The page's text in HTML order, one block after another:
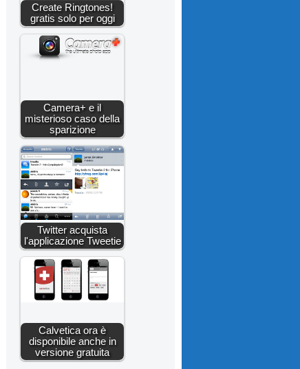
Create Ringtones!
gratis solo per oggi
Camera+ e il
misterioso caso della
sparizione
Twitter acquista
l'applicazione Tweetie
Calvetica ora è
disponibile anche in
versione gratuita